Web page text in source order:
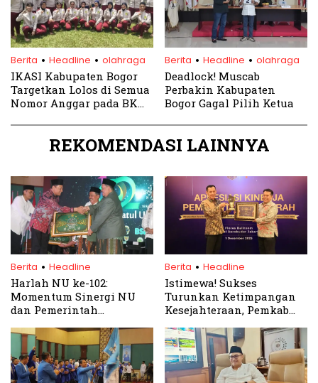
Berita . Headline . olahraga
IKASI Kabupaten Bogor
Targetkan Lolos di Semua
Nomor Anggar pada BK
Berita . Headline . olahraga
Deadlock! Muscab
Perbakin Kabupaten
Bogor Gagal Pilih Ketua
REKOMENDASI LAINNYA
Berita . Headline
Harlah NU ke-102:
Momentum Sinergi NU
dan Pemerintah
dan Berakhlak Mulia
Berita . Headline
Istimewa! Sukses
Turunkan Ketimpangan
Kesejahteraan, Pemkab
Penghargaan Nasional